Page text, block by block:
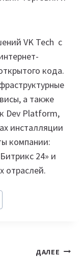
VK Tech с
кода.
а также
Dev Platform,
инсталляции
компании:
24» и
отраслей.
ДАЛЕЕ